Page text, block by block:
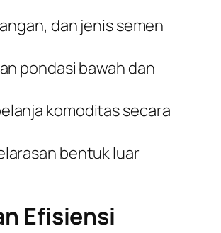
dan jenis semen
pondasi bawah dan
komoditas secara
bentuk luar
Efisiensi